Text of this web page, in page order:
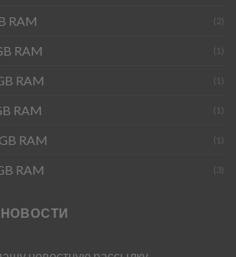
RAM (2)
RAM (1)
RAM (1)
RAM (1)
RAM (1)
RAM (3)